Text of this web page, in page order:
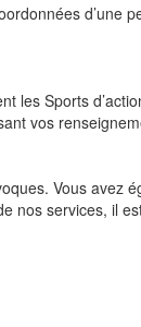
d’une
les Sports
vos
Vous avez
nos services, il